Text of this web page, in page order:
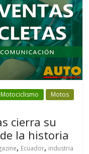
Motociclismo Motos
cierra su
la historia
, Ecuador, industria